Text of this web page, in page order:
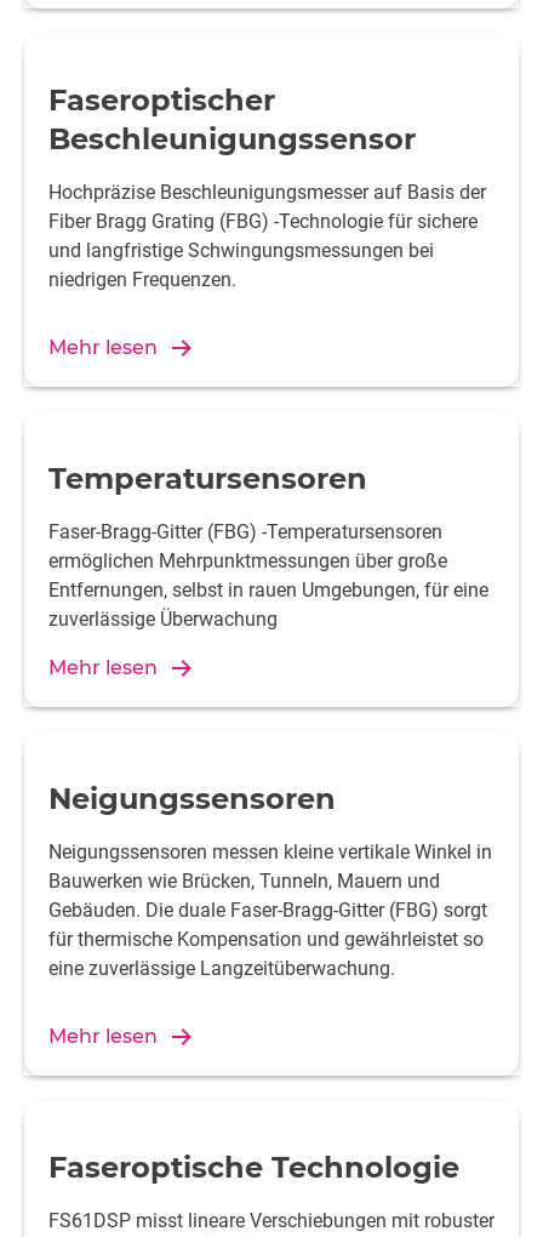
Faseroptischer
Beschleunigungssensor
Hochpräzise Beschleunigungsmesser auf Basis der
Fiber Bragg Grating (FBG) -Technologie für sichere
und langfristige Schwingungsmessungen bei
niedrigen Frequenzen.
Mehr lesen
Temperatursensoren
Faser-Bragg-Gitter (FBG) -Temperatursensoren
ermöglichen Mehrpunktmessungen über große
Entfernungen, selbst in rauen Umgebungen, für eine
zuverlässige Überwachung
Mehr lesen
Neigungssensoren
Neigungssensoren messen kleine vertikale Winkel in
Bauwerken wie Brücken, Tunneln, Mauern und
Gebäuden. Die duale Faser-Bragg-Gitter (FBG) sorgt
für thermische Kompensation und gewährleistet so
eine zuverlässige Langzeitüberwachung.
Mehr lesen
Faseroptische Technologie
FS61DSP misst lineare Verschiebungen mit robuster